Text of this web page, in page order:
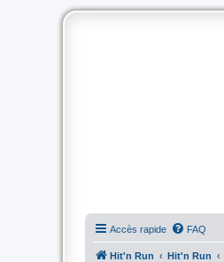
Accès rapide FAQ
Hit'n Run Hit'n Run